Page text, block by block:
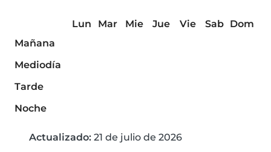
Lun Mar Mie Jue Vie Sab
Dom
Mañana
Mediodía
Tarde
Noche
Actualizado: 21 de julio de 2026